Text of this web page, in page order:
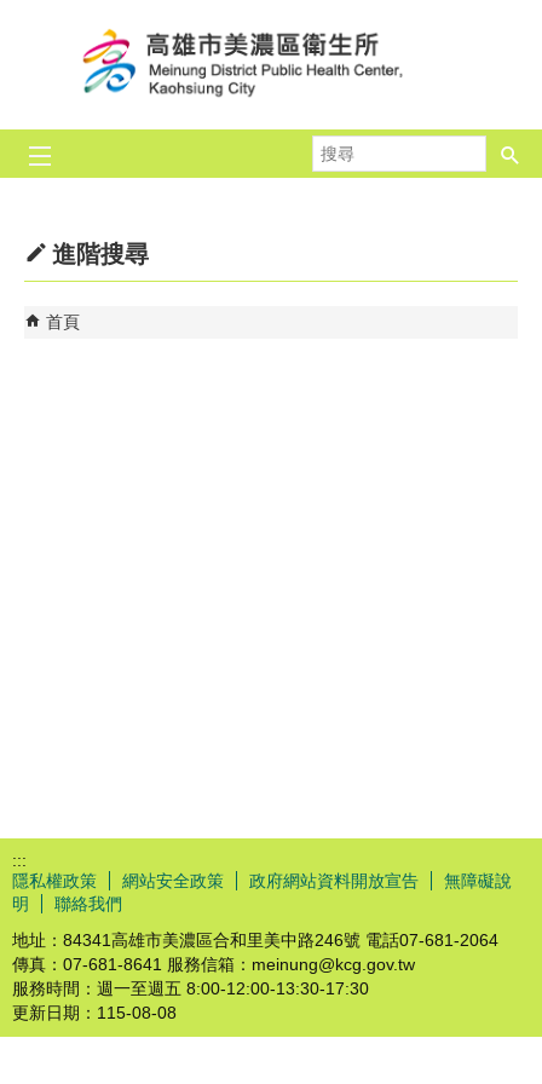
尋
進階搜尋
首頁
:::
隱私權政策
網站安全政策 政府網站資料開放宣告
無障礙說
明
聯絡我們
地址：84341高雄市美濃區合和里美中路246號 電話07-681-2064
傳真：07-681-8641 服務信箱：meinung@kcg.gov.tw
服務時間：週一至週五 8:00-12:00-13:30-17:30
更新日期： 115-08-08